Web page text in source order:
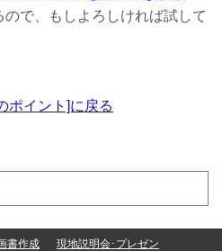
で、もしよろしければ試して
ポイント]に戻る
書作成 現地説明会･プレゼン